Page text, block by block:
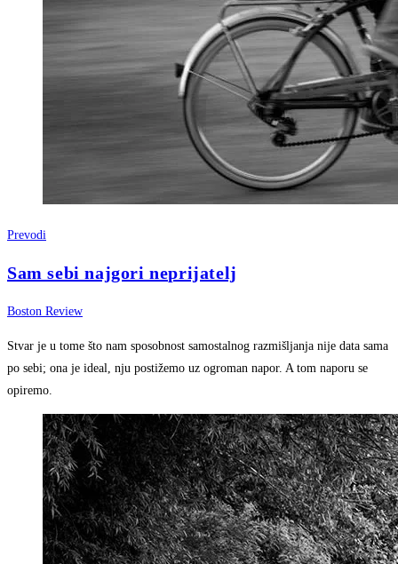
Prevodi
Sam sebi najgori neprijatelj
Boston Review
Stvar je u tome što nam sposobnost samostalnog razmišljanja nije data sama
po sebi; ona je ideal, nju postižemo uz ogroman napor. A tom naporu se
opiremo.